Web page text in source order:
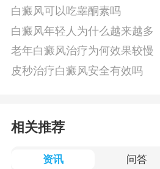
白癜风可以吃睾酮素吗
白癜风年轻人为什么越来越多
老年白癜风治疗为何效果较慢
皮秒治疗白癜风安全有效吗
相关推荐
资讯 问答